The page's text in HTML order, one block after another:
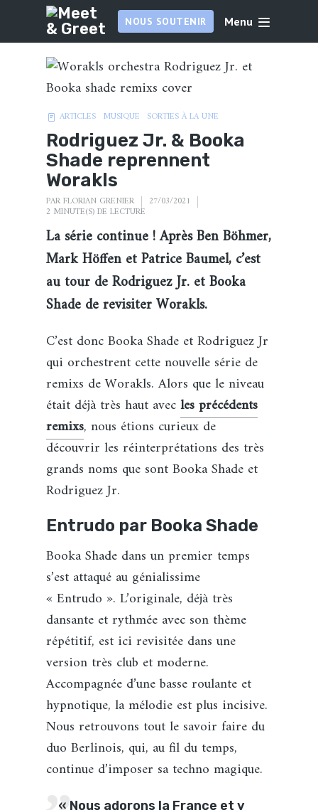
NOUS SOUTENIR Menu
ARTICLES MUSIQUE SORTIES À LA UNE
Rodriguez Jr. & Booka
Shade reprennent
Worakls
PARFLORIAN GRENIER 27/03/2021
2 MINUTE(S) DE LECTURE
La série continue ! Après Ben Böhmer,
Mark Höffen et Patrice Baumel, c’est
au tour de Rodriguez Jr. et Booka
Shade de revisiter Worakls.
C’est donc Booka Shade et Rodriguez Jr
qui orchestrent cette nouvelle série de
remixs de Worakls. Alors que le niveau
était déjà très haut avecles précédents
remixs, nous étions curieux de
découvrir les réinterprétations des très
grands noms que sont Booka Shade et
Rodriguez Jr.
Entrudo par Booka Shade
Booka Shade dans un premier temps
s’est attaqué au génialissime
« Entrudo ». L’originale, déjà très
dansante et rythmée avec son thème
répétitif, est ici revisitée dans une
version très club et moderne.
Accompagnée d’une basse roulante et
hypnotique, la mélodie est plus incisive.
Nous retrouvons tout le savoir faire du
duo Berlinois, qui, au fil du temps,
continue d’imposer sa techno magique.
« Nous adorons la France et y